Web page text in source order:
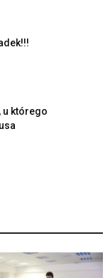
u którego